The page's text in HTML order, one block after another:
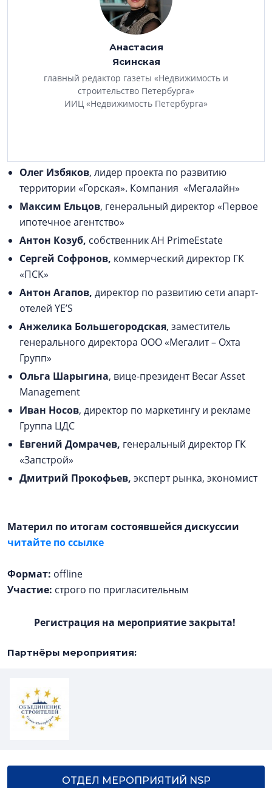
Анастасия
Ясинская
главный редактор газеты «Недвижимость и
строительство Петербурга»
ИИЦ «Недвижимость Петербурга»
Дмитрий Некрестьянов, партнер, руководитель
практики по недвижимости и инвестициям АБ
«Качкин и Партнеры»
Константин Сторожев, генеральный директор
Яна Кадомцева, директор по продажам ГК
Олег Избяков, лидер проекта по развитию
территории «Горская». Компания «Мегалайн»
Максим Ельцов, генеральный директор «Первое
ипотечное агентство»
Антон Козуб, собственник АН PrimeEstate
Сергей Софронов, коммерческий директор ГК
«ПСК»
Антон Агапов, директор по развитию сети апарт-
отелей YE’S
Анжелика Большегородская, заместитель
генерального директора ООО «Мегалит – Охта
Групп»
Ольга Шарыгина, вице-президент Becar Asset
Management
Иван Носов, директор по маркетингу и рекламе
Группа ЦДС
Евгений Домрачев, генеральный директор ГК
«Запстрой»
Дмитрий Прокофьев, эксперт рынка, экономист
Материл по итогам состоявшейся дискуссии
читайте по ссылке
Формат: offline
Участие: строго по пригласительным
Регистрация на мероприятие закрыта!
Партнёры мероприятия:
ОТДЕЛ МЕРОПРИЯТИЙ NSP